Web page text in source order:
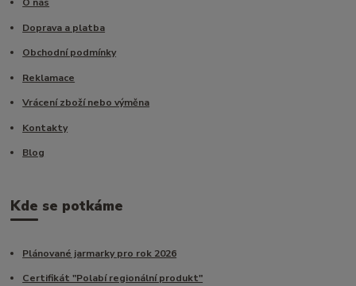
Doprava a platba
Obchodní podmínky
Reklamace
Vrácení zboží nebo výměna
Kontakty
Blog
Kde se potkáme
Plánované jarmarky pro rok 2026
Certifikát "Polabí regionální produkt"